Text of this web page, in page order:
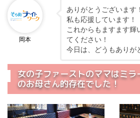
岡本
ありがとうございます！
私も応援しています！
これからもますます輝
てください！
今日は、どうもありが
女の子ファーストのママはミ
のお母さん的存在でした！